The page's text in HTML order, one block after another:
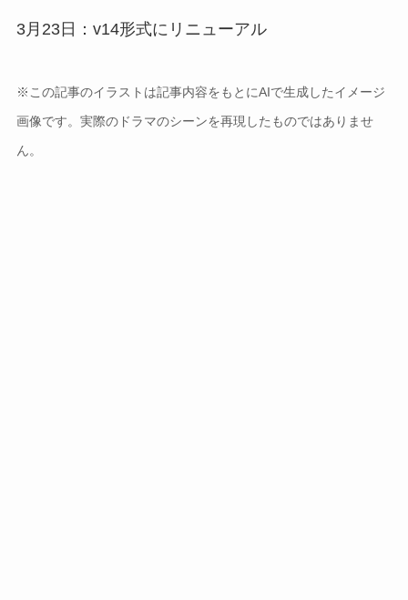
3月23日：v14形式にリニューアル
※この記事のイラストは記事内容をもとにAIで生成したイメージ
画像です。実際のドラマのシーンを再現したものではありませ
ん。